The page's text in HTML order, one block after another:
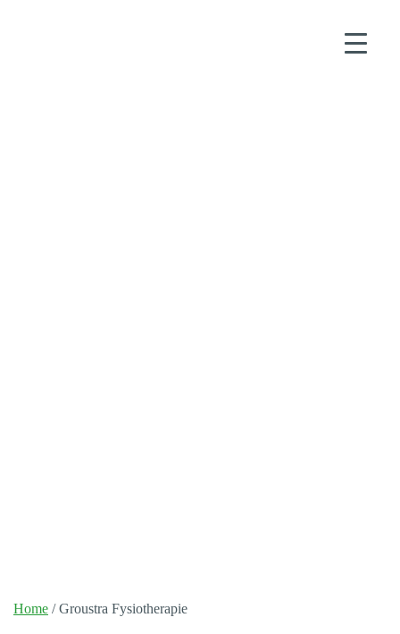
Home /Groustra Fysiotherapie